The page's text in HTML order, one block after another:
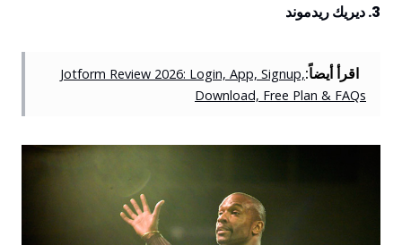
3. ديريك ريدموند
اقرأ أيضاً:Jotform Review 2026: Login, App, Signup,
Download, Free Plan & FAQs